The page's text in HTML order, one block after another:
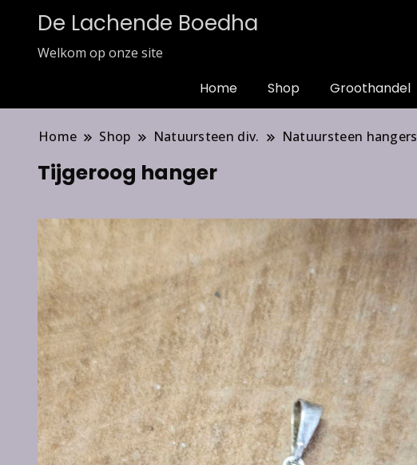
De Lachende Boedha
Welkom op onze site
Home Shop Groothandel
Home Shop Natuursteen div. Natuursteen hangers
Tijgeroog hanger